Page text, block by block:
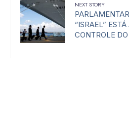
NEXT STORY
“ISRAEL”
CONTROLE